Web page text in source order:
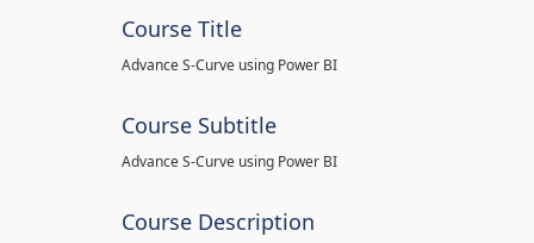
Course Title
Advance S-Curve using Power BI
Course Subtitle
Advance S-Curve using Power BI
Course Description